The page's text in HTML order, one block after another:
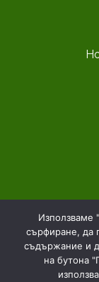
360°
Използваме
сърфиране, да
съдържание и
на бутона